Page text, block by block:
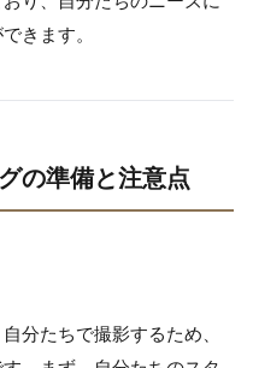
きます。
の準備と注意点
分たちで撮影するため、